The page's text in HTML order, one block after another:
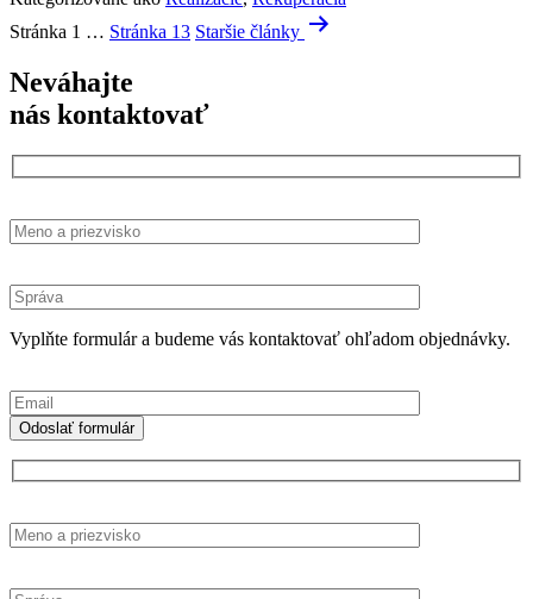
Stránkovanie
Stránka 1 … Stránka 13 Staršie články
Neváhajte
nás kontaktovať
Vyplňte formulár a budeme vás kontaktovať ohľadom objednávky.